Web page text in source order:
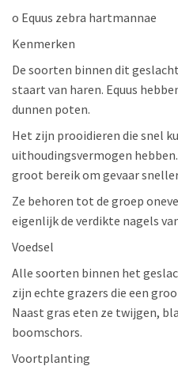
o Equus zebra hartmannae
Kenmerken
De soorten binnen dit
staart van haren. Equus
dunnen poten.
Het zijn prooidieren die snel
uithoudingsvermogen
groot bereik om gevaar
Ze behoren tot de groep
eigenlijk de verdikte nagels
Voedsel
Alle soorten binnen het
zijn echte grazers die een
Naast gras eten ze twijgen,
boomschors.
Voortplanting